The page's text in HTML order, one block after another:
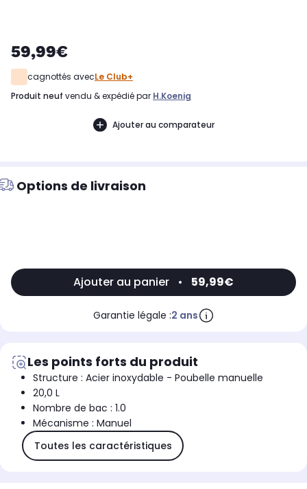
59,99€
cagnottés avecLe Club+
produit neuf vendu & expédié par H.koenig
Ajouter au comparateur
Options de livraison
Ajouter au panier • 59,99€
Garantie légale :2 ans
Les points forts du produit
Structure : Acier inoxydable - Poubelle manuelle
20,0 L
Nombre de bac : 1.0
Mécanisme : Manuel
Toutes les caractéristiques